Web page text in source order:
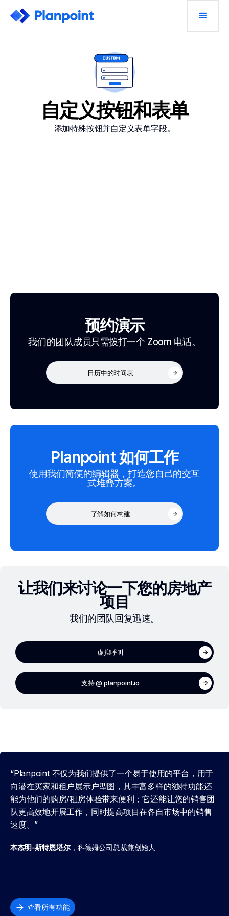
自定义按钮和表单
添加特殊按钮并自定义表单字段。
预约演示
我们的团队成员只需拨打一个 Zoom 电话。
日历中的时间表
Planpoint 如何工作
使用我们简便的编辑器，打造您自己的交互
式堆叠方案。
了解如何构建
让我们来讨论一下您的房地产
项目
我们的团队回复迅速。
虚拟呼叫
支持 @ planpoint.io
“Planpoint 不仅为我们提供了一个易于使用的平台，用于
向潜在买家和租户展示户型图，其丰富多样的独特功能还
能为他们的购房/租房体验带来便利；它还能让您的销售团
队更高效地开展工作，同时提高项目在各自市场中的销售
速度。”
本杰明-斯特恩塔尔，科德姆公司总裁兼创始人
查看所有功能